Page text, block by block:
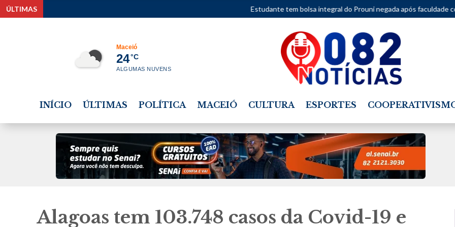
ÚLTIMAS Estudante tem bolsa integral do Prouni negada após faculdade considerar
Maceió
24°C
ALGUMAS NUVENS
INÍCIO ÚLTIMAS POLÍTICA MACEIÓ CULTURA ESPORTES
Alagoas tem 103.748 casos da Covid-19 e